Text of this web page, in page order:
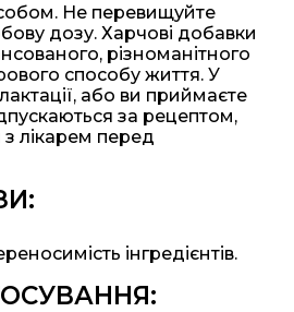
Не перевищуйте
дозу. Харчові добавки
різноманітного
способу життя. У
лактації, або ви приймаєте
за рецептом,
з лікарем перед
інгредієнтів.